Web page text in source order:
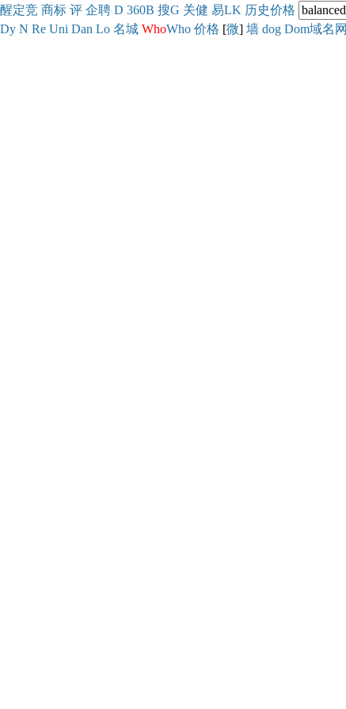
醒定竞 商标 评 企聘 D 360B 搜G 关健 易LK 历史价格
Dy N Re Uni Dan Lo 名城 WhoWho 价格 [微] 墙 dog Dom域名网